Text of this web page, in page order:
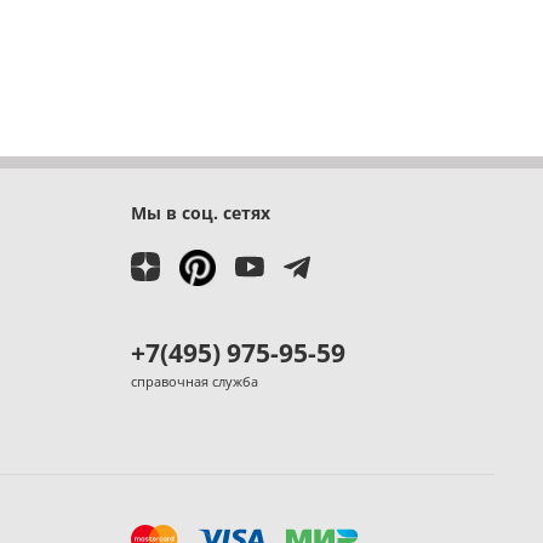
Мы в соц. сетях
+7(495) 975-95-59
справочная служба